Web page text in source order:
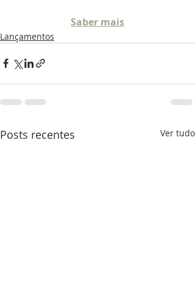
Saber mais
Lançamentos
Posts recentes Ver tudo